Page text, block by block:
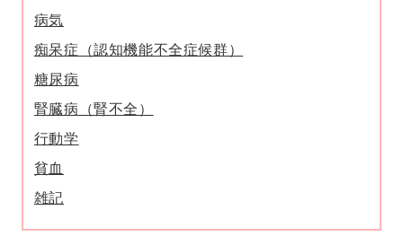
病気
痴呆症（認知機能不全症候群）
糖尿病
腎臓病（腎不全）
行動学
貧血
雑記